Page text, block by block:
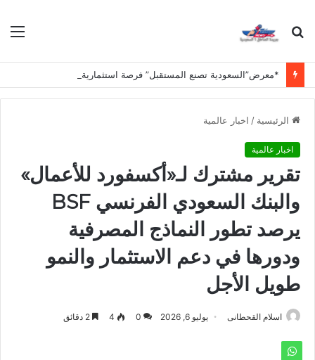
بحث
الرئيسية / اخبار عالمية
اخبار عالمية
تقرير مشترك لـ«أكسفورد للأعمال»
والبنك السعودي الفرنسي BSF
يرصد تطور النماذج المصرفية
ودورها في دعم الاستثمار والنمو
طويل الأجل
اسلام القحطانى يوليو 6, 2026 0
4